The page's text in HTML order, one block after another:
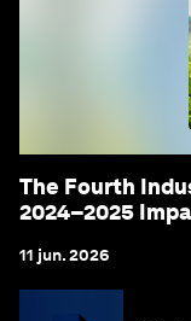
The Fourth
2024–2025
11 jun. 2026